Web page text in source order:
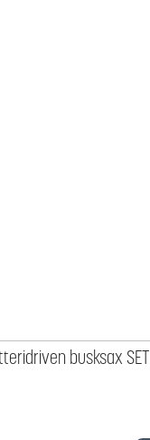
busksax SET